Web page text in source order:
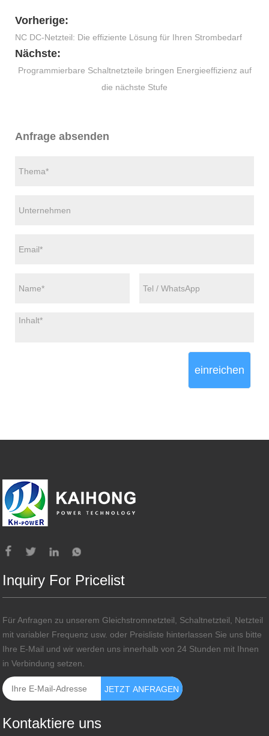
Vorherige:
NC DC-Netzteil: Die effiziente Lösung für Ihren Strombedarf
Nächste:
Programmierbare Schaltnetzteile bringen Energieeffizienz auf
die nächste Stufe
Anfrage absenden
einreichen
Inquiry For Pricelist
Für Anfragen zu unserem Gleichstromnetzteil, Schaltnetzteil, Netzteil
mit variabler Frequenz usw. oder Preisliste hinterlassen Sie uns bitte
Ihre E-Mail und wir werden uns innerhalb von 24 Stunden mit Ihnen
in Verbindung setzen.
Kontaktiere uns